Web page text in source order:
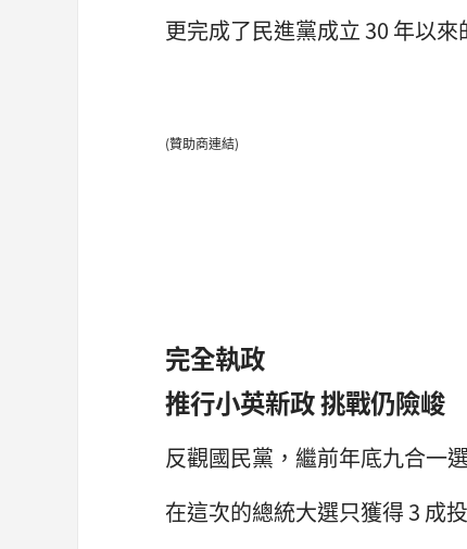
更完成了民進黨成立 30 年以來
(贊助商連結)
完全執政
推行小英新政 挑戰仍險峻
反觀國民黨，繼前年底九合一
在這次的總統大選只獲得 3 成